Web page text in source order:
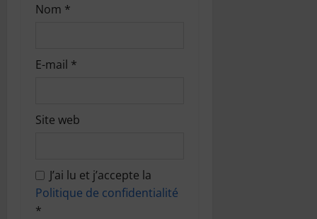
Nom *
E-mail *
Site web
J’ai lu et j’accepte la
Politique de confidentialité
*